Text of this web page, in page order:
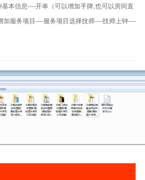
本信息----开单（可以增加手牌,也可以房间直
加服务项目----服务项目选择技师----技师上钟----